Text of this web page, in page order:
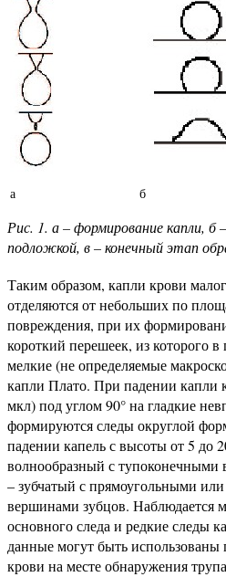
а б
Рис. 1. а – формирование капли, б
подложкой, в – конечный этап
Таким образом, капли крови
отделяются от небольших по
повреждения, при их
короткий перешеек, из которого
мелкие (не определяемые
капли Плато. При падении капли
мкл) под углом 90° на гладкие
формируются следы округлой
падении капель с высоты от 5 до
волнообразный с тупоконечными
– зубчатый с прямоугольными
вершинами зубцов. Наблюдается
основного следа и редкие следы
данные могут быть использованы
крови на месте обнаружения